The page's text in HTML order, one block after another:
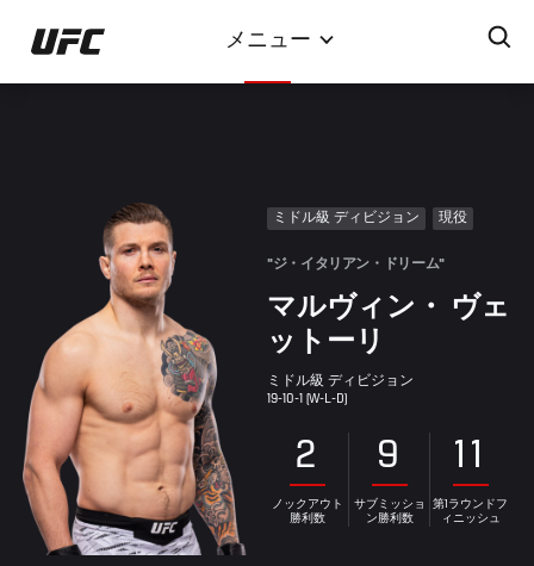
イ
ン
メニュー
ミドル級 ディビジョン 現役
"ジ・イタリアン・ドリーム"
マルヴィン・ ヴェ
ットーリ
ミドル級 ディビジョン
19-10-1 (W-L-D)
2
ノックアウト
勝利数
9
サブミッショ
ン勝利数
11
第1ラウンドフ
ィニッシュ